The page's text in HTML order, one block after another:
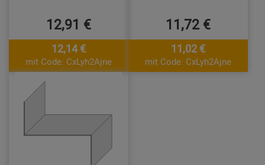
12,91 €
12,14 €
mit Code: CxLyh2Ajne
11,72 €
11,02 €
mit Code: CxLyh2Ajne